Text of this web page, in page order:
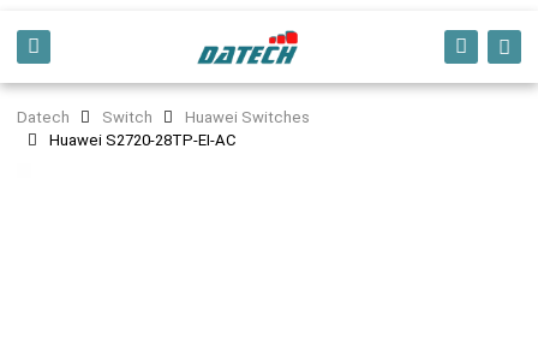
Datech Switch
Huawei Switches
Huawei S2720-28TP-EI-AC